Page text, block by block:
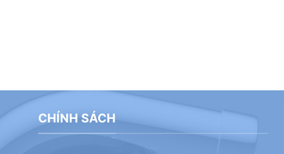
CHÍNH SÁCH